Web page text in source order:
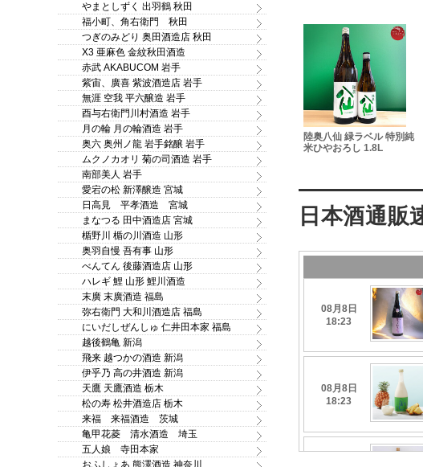
廣喜（ひろき）特別純米
酒 旨口 うなぎの蒲焼
火入れ 720ml
紫宙 パイナップルラベル
純米吟醸 無濾過生原酒 秋
田酒こまち 1.8L
陸奥八仙 緑ラベル 特別純
米ひやおろし 1.8L
やまとしずく 出羽鶴 秋田
福小町、角右衛門 秋田
つぎのみどり 奥田酒造店 秋田
X3 亜麻色 金紋秋田酒造
赤武 AKABUCOM 岩手
紫宙、廣喜 紫波酒造店 岩手
無涯 空我 平六醸造 岩手
酉与右衛門川村酒造 岩手
月の輪 月の輪酒造 岩手
奥六 奥州ノ龍 岩手銘醸 岩手
ムクノカオリ 菊の司酒造 岩手
南部美人 岩手
愛宕の松 新澤醸造 宮城
日高見 平孝酒造 宮城
まなつる 田中酒造店 宮城
楯野川 楯の川酒造 山形
奥羽自慢 吾有事 山形
べんてん 後藤酒造店 山形
ハレギ 鯉 山形 鯉川酒造
末廣 末廣酒造 福島
弥右衛門 大和川酒造店 福島
にいだしぜんしゅ 仁井田本家 福島
越後鶴亀 新潟
飛来 越つかの酒造 新潟
伊乎乃 高の井酒造 新潟
天鷹 天鷹酒造 栃木
松の寿 松井酒造店 栃木
来福 来福酒造 茨城
亀甲花菱 清水酒造 埼玉
五人娘 寺田本家
おふしょあ 熊澤酒造 神奈川